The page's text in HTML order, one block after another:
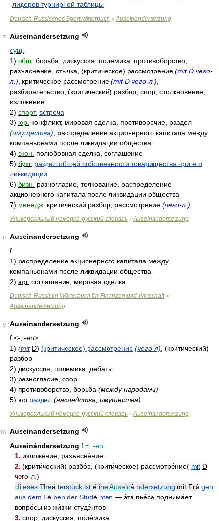
лидеров турнирной таблицы
Deutsch-Russisches Sportwörterbuch > Auseinandersetzung
7
Auseinandersetzung
сущ.
1) общ. борьба, дискуссия, полемика, противоборство,
разъяснение, стычка, (критическое) рассмотрение (mit D чего-
л.) , критическое рассмотрение (mit D чего-л.)
разбирательство, (критический) разбор, спор, столкновение,
изложение
2) спорт. встреча
3) юр. конфликт, мировая сделка, противоречие, раздел
(имущества) , распределение акционерного капитала между
компаньонами после ликвидации общества
4) экон.
полюбовная сделка, соглашение
5) бухг. раздел общей собственности товарищества при его
ликвидации
6) бизн.
разногласие, толкование, распределение
акционерного капитала после ликвидации общества
7) менедж. критический разбор, рассмотрение (чего-л.)
Универсальный немецко-русский словарь > Auseinandersetzung
8
Auseinandersetzung
f
1) распределение акционерного капитала между
компаньонами после ликвидации общества
2) юр. соглашение, мировая сделка
Deutsch-Russisch Wörterbuch für Finanzen und Wirtschaft>
Auseinandersetzung
9
Auseinandersetzung
f <-, -en>
1) (mit D) (критическое) рассмотрение (чего-л) , (критический)
разбор
2) дискуссия, полемика, дебаты
3) разногласие, спор
4) противоборство, борьба (между народами)
5) юр раздел (наследства, имущества)
Универсальный немецко-русский словарь > Auseinandersetzung
10
Auseinandersetzung
Auseinándersetzung f =, -en
1. изложе́ние, разъясне́ние
2. (крити́ческий) разбо́р, (крити́ческое) рассмотре́ние( mit D
чего-л. )
dí eses Theá terstück ist é ineAuseiná ndersetzung mit Frá gen
aus dem L é ben der Studé nten — э́та пье́са поднима́ет
вопро́сы из жи́зни студе́нтов
3. спор, диску́ссия, поле́мика